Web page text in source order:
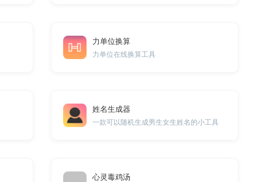
力单位换算
力单位在线换算工具
姓名生成器
一款可以随机生成男生女生姓名的小工具
心灵毒鸡汤